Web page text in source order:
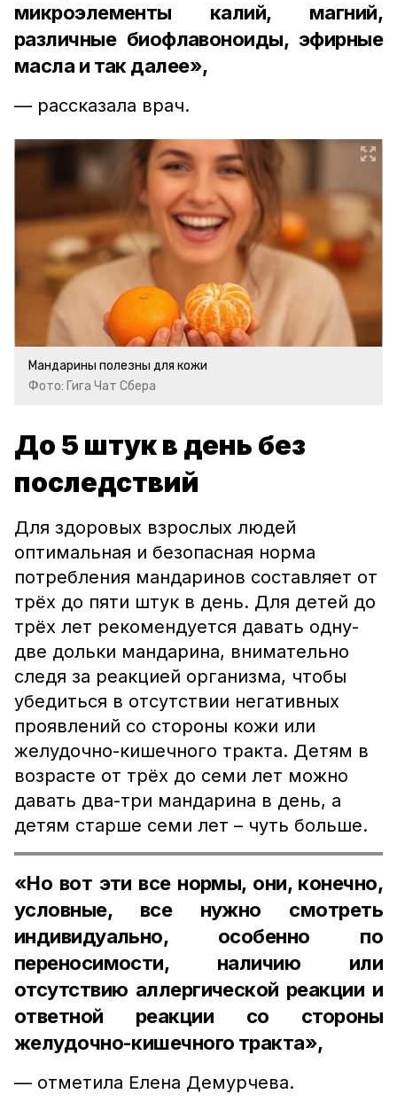
микроэлементы калий, магний,
различные биофлавоноиды, эфирные
масла и так далее»,
–– рассказала врач.
Мандарины полезны для кожи
Фото: Гига Чат Сбера
До 5 штук в день без
последствий
Для здоровых взрослых людей
оптимальная и безопасная норма
потребления мандаринов составляет от
трёх до пяти штук в день. Для детей до
трёх лет рекомендуется давать одну-
две дольки мандарина, внимательно
следя за реакцией организма, чтобы
убедиться в отсутствии негативных
проявлений со стороны кожи или
желудочно-кишечного тракта. Детям в
возрасте от трёх до семи лет можно
давать два-три мандарина в день, а
детям старше семи лет – чуть больше.
«Но вот эти все нормы, они, конечно,
условные, все нужно смотреть
индивидуально, особенно по
переносимости, наличию или
отсутствию аллергической реакции и
ответной реакции со стороны
желудочно-кишечного тракта»,
–– отметила Елена Демурчева.